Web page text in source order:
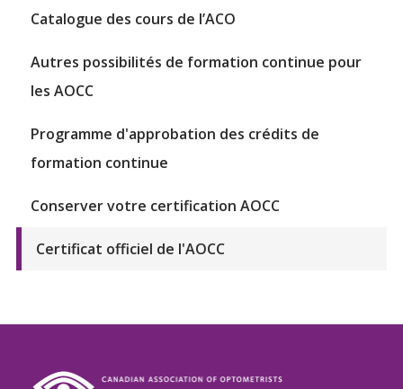
Catalogue des cours de l’ACO
Autres possibilités de formation continue pour
les AOCC
Programme d'approbation des crédits de
formation continue
Conserver votre certification AOCC
Certificat officiel de l'AOCC